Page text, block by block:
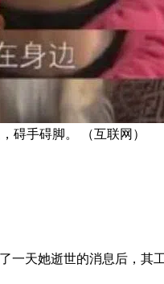
碍手碍脚。 （互联网）
一天她逝世的消息后，